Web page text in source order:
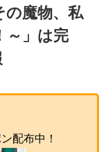
の魔物、私
～」は完
配布中！